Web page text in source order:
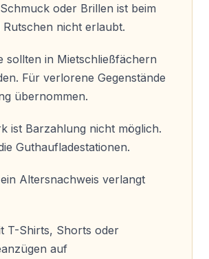
ihren Spaß?
schnelle Rutschen und große
für Erwachsene ausgelegt.
Duschen und Schließfächer
werden empfohlen.
oder Brillen ist beim
nicht erlaubt.
sollten in Mietschließfächern
Für verlorene Gegenstände
übernommen.
ist Barzahlung nicht möglich.
Guthaufladestationen.
Altersnachweis verlangt
T-Shirts, Shorts oder
auf